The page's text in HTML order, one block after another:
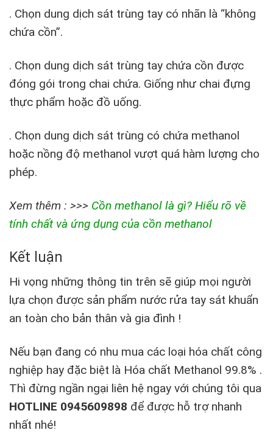
. Chọn dung dịch sát trùng tay có nhãn là “không
chứa cồn”.
. Chọn dung dịch sát trùng tay chứa cồn được
đóng gói trong chai chứa. Giống như chai đựng
thực phẩm hoặc đồ uống.
. Chọn dung dịch sát trùng có chứa methanol
hoặc nồng độ methanol vượt quá hàm lượng cho
phép.
Xem thêm : >>> Cồn methanol là gì? Hiểu rõ về
tính chất và ứng dụng của cồn methanol
Kết luận
Hi vọng những thông tin trên sẽ giúp mọi người
lựa chọn được sản phẩm nước rửa tay sát khuẩn
an toàn cho bản thân và gia đình !
Nếu bạn đang có nhu mua các loại hóa chất công
nghiệp hay đặc biệt là Hóa chất Methanol 99.8% .
Thì đừng ngần ngại liên hệ ngay với chúng tôi qua
HOTLINE 0945609898 để được hỗ trợ nhanh
nhất nhé!